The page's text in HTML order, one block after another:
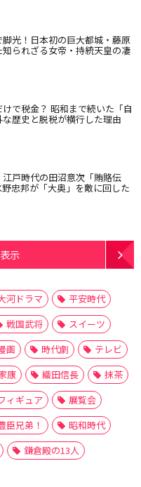
光！日本初の巨大都城・藤原
られざる女帝・持統天皇の凄
で税金？ 昭和まで続いた「自
歴史と脱税が横行した理由
戸時代の田沼意次「賄賂伝
忠邦が「大奥」を敵に回した
示
河ドラマ
平安時代
戦国武将
スイーツ
画 時代劇
テレビ
康 織田信長
抹茶
ィギュア
展覧会
臣兄弟！
昭和時代
鎌倉殿の13人